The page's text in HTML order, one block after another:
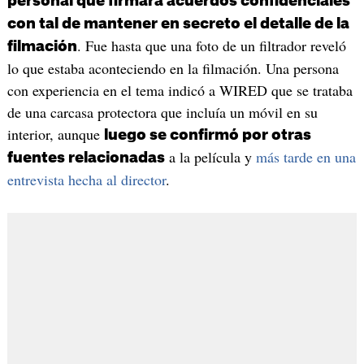
con tal de mantener en secreto el detalle de la
filmación. Fue hasta que una foto de un filtrador reveló
lo que estaba aconteciendo en la filmación. Una persona
con experiencia en el tema indicó a WIRED que se trataba
de una carcasa protectora que incluía un móvil en su
interior, aunque luego se confirmó por otras
fuentes relacionadasa la película y más tarde en una
entrevista hecha al director.